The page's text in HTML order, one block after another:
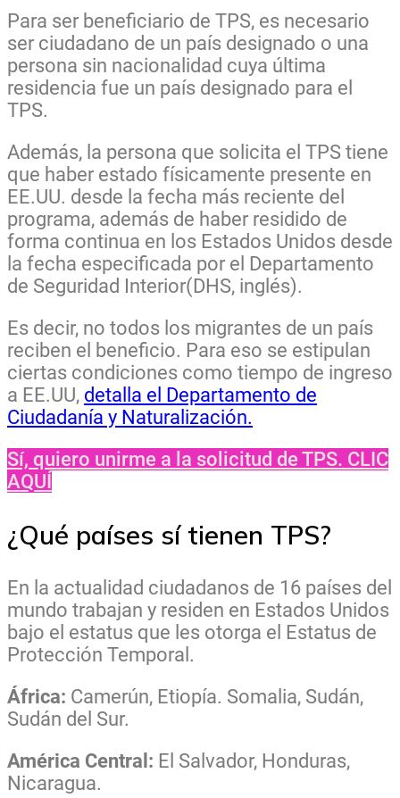
Para ser beneficiario de TPS, es necesario
ser ciudadano de un país designado o una
persona sin nacionalidad cuya última
residencia fue un país designado para el
TPS.
Además, la persona que solicita el TPS tiene
que haber estado físicamente presente en
EE.UU. desde la fecha más reciente del
programa, además de haber residido de
forma continua en los Estados Unidos desde
la fecha especificada por el Departamento
de Seguridad Interior(DHS, inglés).
Es decir, no todos los migrantes de un país
reciben el beneficio. Para eso se estipulan
ciertas condiciones como tiempo de ingreso
a EE.UU, detalla el Departamento de
Ciudadanía y Naturalización.
Sí, quiero unirme a la solicitud de TPS. CLIC
AQUÍ
¿Qué países sí tienen TPS?
En la actualidad ciudadanos de 16 países del
mundo trabajan y residen en Estados Unidos
bajo el estatus que les otorga el Estatus de
Protección Temporal.
África: Camerún, Etiopía. Somalia, Sudán,
Sudán del Sur.
América Central: El Salvador, Honduras,
Nicaragua.